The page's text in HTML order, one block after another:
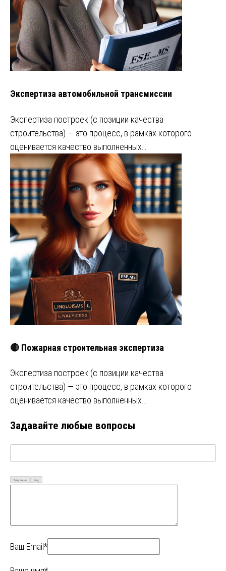
Экспертиза автомобильной трансмиссии
Экспертиза построек (с позиции качества
строительства) — это процесс, в рамках которого
оценивается качество выполненных…
🔴 Пожарная строительная экспертиза
Экспертиза построек (с позиции качества
строительства) — это процесс, в рамках которого
оценивается качество выполненных…
Задавайте любые вопросы
Визуально Код
Ваш Email*